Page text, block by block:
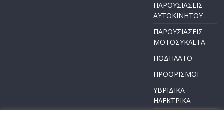
ΠΑΡΟΥΣΙΑΣΕΙΣ
ΑΥΤΟΚΙΝΗΤΟΥ
ΠΑΡΟΥΣΙΑΣΕΙΣ
ΜΟΤΟΣΥΚΛΕΤΑ
ΠΟΔΗΛΑΤΟ
ΠΡΟΟΡΙΣΜΟΙ
ΥΒΡΙΔΙΚΑ-
ΗΛΕΚΤΡΙΚΑ